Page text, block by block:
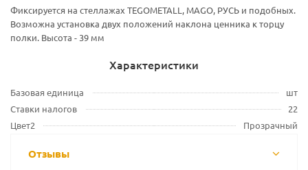
Фиксируется на стеллажах TEGOMETALL, MAGO, РУСЬ и подобных.
Возможна установка двух положений наклона ценника к торцу
полки. Высота - 39 мм
Характеристики
Базовая единица
шт
Ставки налогов
22
Цвет2
Прозрачный
Отзывы